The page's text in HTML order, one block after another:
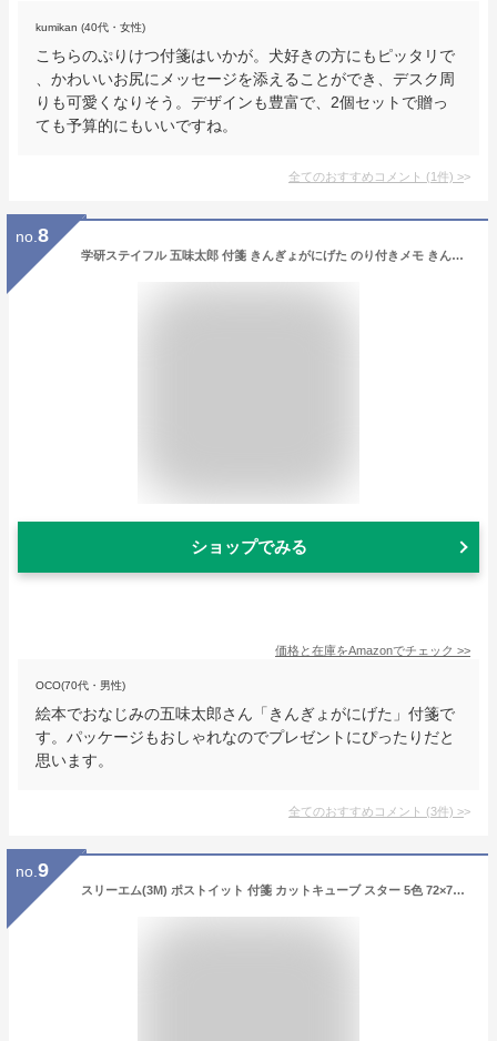
kumikan (40代・女性)
こちらのぷりけつ付箋はいかが。犬好きの方にもピッタリで
、かわいいお尻にメッセージを添えることができ、デスク周
りも可愛くなりそう。デザインも豊富で、2個セットで贈っ
ても予算的にもいいですね。
全てのおすすめコメント (1件) >
no. 8
学研ステイフル 五味太郎 付箋 きんぎょがにげた のり付きメモ きんぎょ キャンディ CM04001
ショップでみる
価格と在庫をAmazonでチェック >>
OCO(70代・男性)
絵本でおなじみの五味太郎さん「きんぎょがにげた」付箋で
す。パッケージもおしゃれなのでプレゼントにぴったりだと
思います。
全てのおすすめコメント (3件) >
no. 9
スリーエム(3M) ポストイット 付箋 カットキューブ スター 5色 72×72mm 225枚×1パッド CC-32